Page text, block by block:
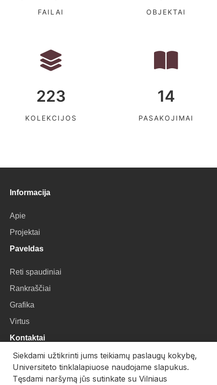
FAILAI OBJEKTAI
223
KOLEKCIJOS
14
PASAKOJIMAI
Informacija
Apie
Projektai
Paveldas
Reti spaudiniai
Rankraščiai
Grafika
Virtus
Kontaktai
VU Biblioteka
Universiteto g. 3, LT-01122, Vilnius
Siekdami užtikrinti jums teikiamų paslaugų kokybę,
Universiteto tinklalapiuose naudojame slapukus.
Tęsdami naršymą jūs sutinkate su Vilniaus